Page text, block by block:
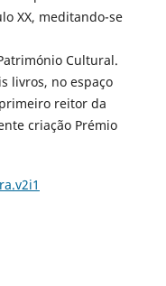
XX, meditando-se
Cultural.
livros, no espaço
reitor da
criação Prémio